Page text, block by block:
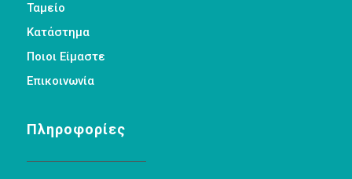
Ταμείο
Κατάστημα
Ποιοι Είμαστε
Επικοινωνία
Πληροφορίες